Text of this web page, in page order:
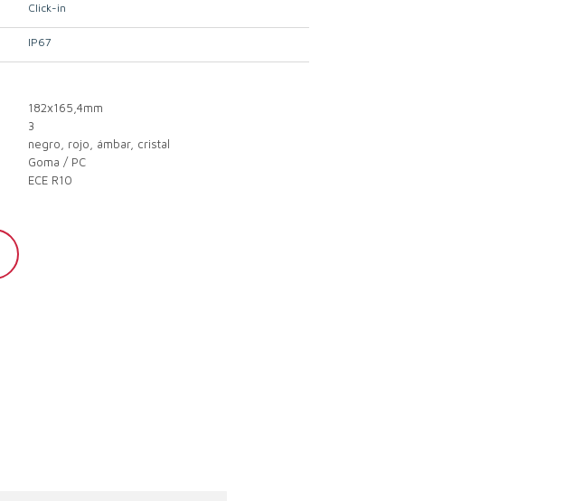
Click-in
IP67
182x165,4mm
3
negro, rojo, ámbar, cristal
Goma / PC
ECE R10